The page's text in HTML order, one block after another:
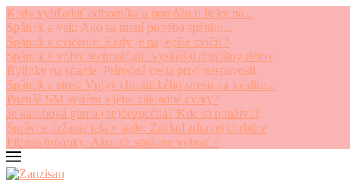
Kedy vyhľadať odborníka a pomôžu ti lieky na...
Spánok a vek: Ako sa mení potreba spánku...
Spánok a cvičenie: Kedy je najlepšie cvičiť?
Spánok a vplyv technológii: Vyskúšaj digitálny detox
Bylinky na spanie: Prírodná cesta proti nespavosti
Spánok a stres: Vplyv chronického stresu na kvalitu...
Poznáš SM systém a jeho základné cviky?
Je karobová guma (ne)bezpečná? Kde sa používa?
Správne držanie tela v sede: Základ zdravej chrbtice
Fitness topánky: Ako ich správne vybrať ?